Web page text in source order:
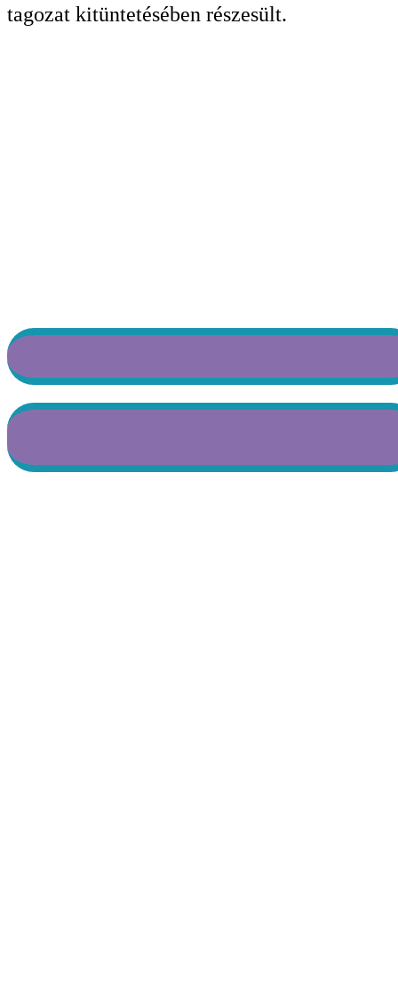
tagozat kitüntetésében részesült.